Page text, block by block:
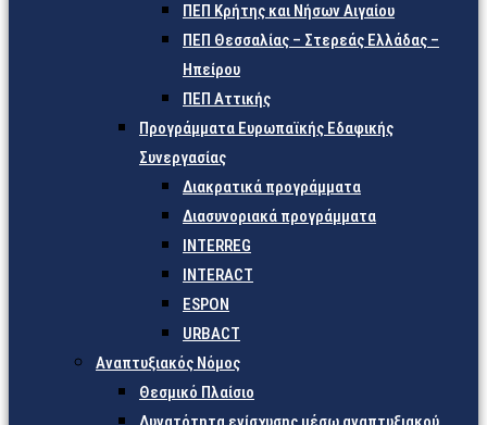
ΠΕΠ Κρήτης και Νήσων Αιγαίου
ΠΕΠ Θεσσαλίας – Στερεάς Ελλάδας –
Ηπείρου
ΠΕΠ Αττικής
Προγράμματα Ευρωπαϊκής Εδαφικής
Συνεργασίας
Διακρατικά προγράμματα
Διασυνοριακά προγράμματα
INTERREG
INTERACT
ESPON
URBACT
Αναπτυξιακός Νόμος
Θεσμικό Πλαίσιο